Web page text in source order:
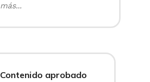
más...
Contenido aprobado